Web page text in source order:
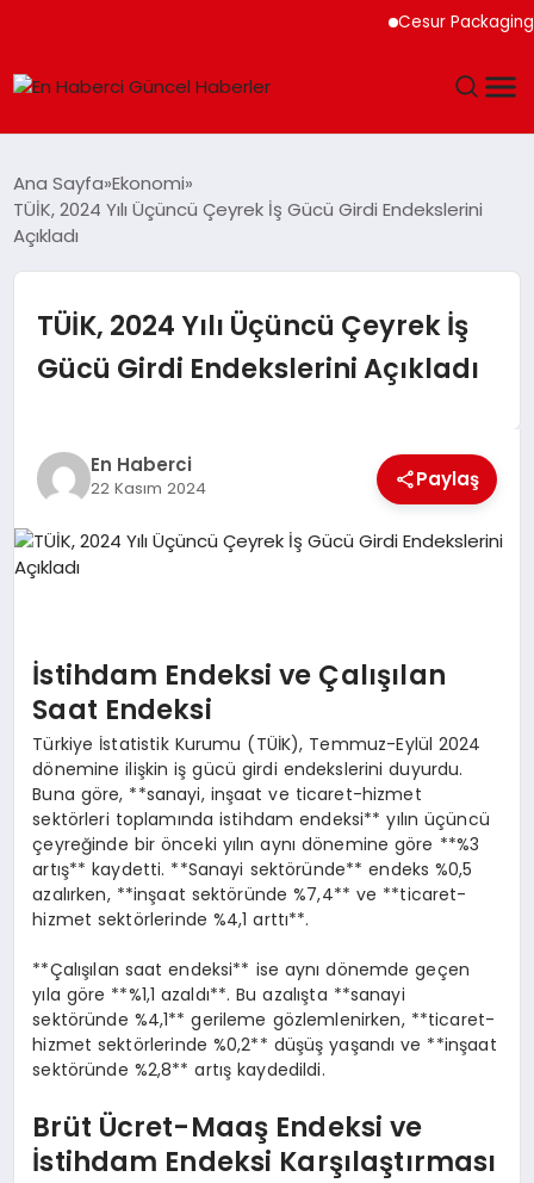
Cesur Packaging,
SPOR
DÜNYA
EKONOMI
SIYASET
Ana Sayfa Ekonomi
TÜİK, 2024 Yılı Üçüncü Çeyrek İş Gücü Girdi Endekslerini
Açıkladı
TÜİK, 2024 Yılı Üçüncü Çeyrek İş
Gücü Girdi Endekslerini Açıkladı
En Haberci
22 Kasım 2024 Paylaş
İstihdam Endeksi ve Çalışılan
Saat Endeksi
Türkiye İstatistik Kurumu (TÜİK), Temmuz-Eylül 2024
dönemine ilişkin iş gücü girdi endekslerini duyurdu.
Buna göre, **sanayi, inşaat ve ticaret-hizmet
sektörleri toplamında istihdam endeksi** yılın üçüncü
çeyreğinde bir önceki yılın aynı dönemine göre **%3
artış** kaydetti. **Sanayi sektöründe** endeks %0,5
azalırken, **inşaat sektöründe %7,4** ve **ticaret-
hizmet sektörlerinde %4,1 arttı**.
**Çalışılan saat endeksi** ise aynı dönemde geçen
yıla göre **%1,1 azaldı**. Bu azalışta **sanayi
sektöründe %4,1** gerileme gözlemlenirken, **ticaret-
hizmet sektörlerinde %0,2** düşüş yaşandı ve **inşaat
sektöründe %2,8** artış kaydedildi.
Brüt Ücret-Maaş Endeksi ve
İstihdam Endeksi Karşılaştırması